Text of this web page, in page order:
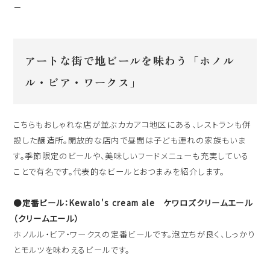
－
アートな街で地ビールを味わう「ホノル
ル・ビア・ワークス」
こちらもおしゃれな店が並ぶカカアコ地区にある、レストランも併
設した醸造所。開放的な店内で昼間は子ども連れの家族もいま
す。季節限定のビールや、美味しいフードメニューも充実している
ことで有名です。代表的なビールとおつまみを紹介します。
●定番ビール：Kewalo's cream ale ケワロズクリームエール
（クリームエール）
ホノルル・ビア・ワークスの定番ビールです。泡立ちが良く、しっかり
とモルツを味わえるビールです。